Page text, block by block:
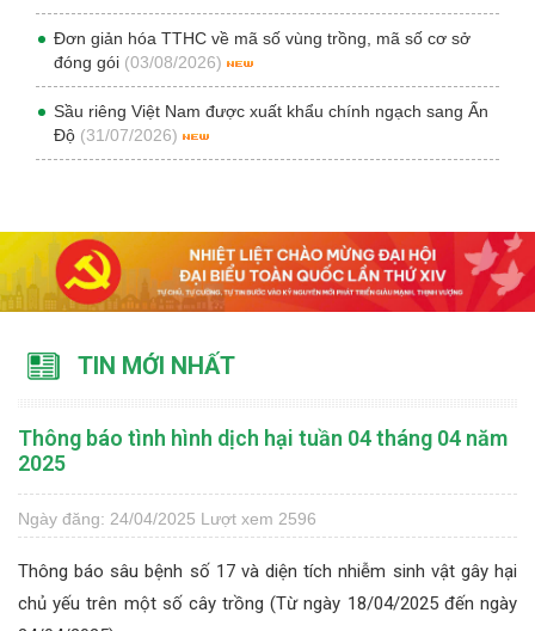
Đơn giản hóa TTHC về mã số vùng trồng, mã số cơ sở
đóng gói (03/08/2026)
Sầu riêng Việt Nam được xuất khẩu chính ngạch sang Ấn
Độ (31/07/2026)
TIN MỚI NHẤT
Thông báo tình hình dịch hại tuần 04 tháng 04 năm
2025
Ngày đăng: 24/04/2025 Lượt xem 2596
Thông báo sâu bệnh số 17 và diện tích nhiễm sinh vật gây hại
chủ yếu trên một số cây trồng (Từ ngày 18/04/2025 đến ngày